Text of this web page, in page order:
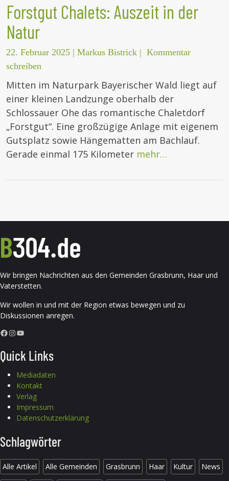
Forstgut Chalets: Auszeit in der
Natur
22. Februar 2025 | Markus Bistrick | Kommentar
schreiben
Mitten im Naturpark Bayerischer Wald liegt auf
einer kleinen Landzunge oberhalb der
Schlossauer Ohe das romantische Chaletdorf
„Forstgut“. Eine großzügige Anlage mit eigenem
Gutsplatz sowie Hängematten am Bachlauf.
Gerade einmal 175 Kilometer mehr…
Wir bringen Nachrichten aus den Gemeinden Grasbrunn, Haar und
Vaterstetten.
Wir wollen in und mit der Region etwas bewegen und zu
Diskussionen anregen.
Facebook InstagramYouTube
Quick Links
Mediadaten
Kontakt
Verlag
Impressum
Datenschutzerklärung
Schlagwörter
Alle Artikel Alle Gemeinden Grasbrunn Haar Kultur News